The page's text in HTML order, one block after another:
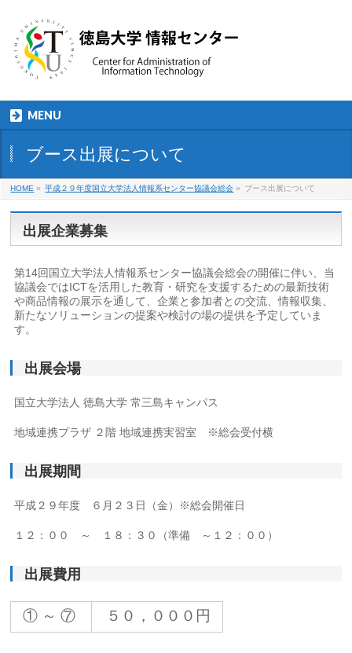
MENU
ブース出展について
HOME » 平成２９年度国立大学法人情報系センター協議会総会 » ブース出展について
出展企業募集
第14回国立大学法人情報系センター協議会総会の開催に伴い、当
協議会ではICTを活用した教育・研究を支援するための最新技術
や商品情報の展示を通して、企業と参加者との交流、情報収集、
新たなソリューションの提案や検討の場の提供を予定していま
す。
出展会場
国立大学法人 徳島大学 常三島キャンパス
地域連携プラザ ２階 地域連携実習室 ※総会受付横
出展期間
平成２９年度 ６月２３日（金）※総会開催日
１２：００ ～ １８：３０（準備 ～１２：００）
出展費用
① ～ ⑦ ５０，０００円